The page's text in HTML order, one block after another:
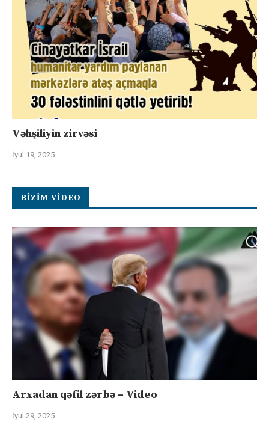
Vəhşiliyin zirvəsi
İyul 19, 2025
BIZIM VIDEO
Arxadan qəfil zərbə – Video
İyul 29, 2025